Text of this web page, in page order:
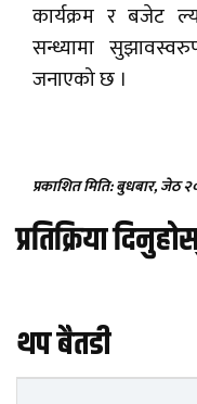
कार्यक्रम र बजेट
सन्ध्यामा
जनाएको छ ।
प्रकाशित मिति: बुधबार, जेठ
प्रतिक्रिया
थप बैतडी